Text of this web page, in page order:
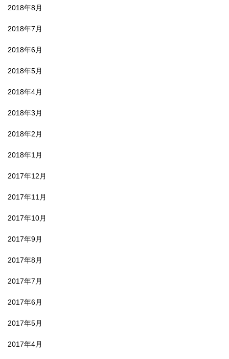
2018年8月
2018年7月
2018年6月
2018年5月
2018年4月
2018年3月
2018年2月
2018年1月
2017年12月
2017年11月
2017年10月
2017年9月
2017年8月
2017年7月
2017年6月
2017年5月
2017年4月